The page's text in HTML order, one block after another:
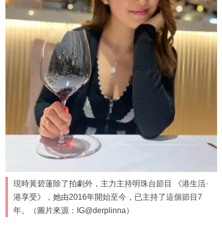
現時黃碧蓮除了拍劇外，主力主持明珠台節目 《港生活·
港享受》，她由2016年開始至今，已主持了這個節目7
年。（圖片來源：IG@derplinna）